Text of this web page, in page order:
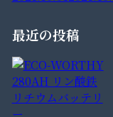
最近の投稿